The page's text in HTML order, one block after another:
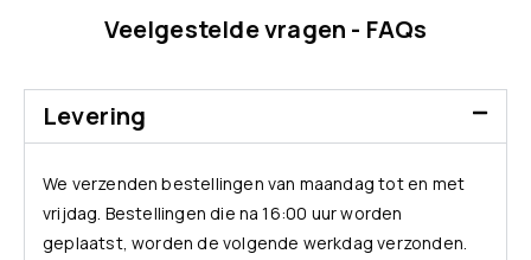
Veelgestelde vragen - FAQs
Levering
We verzenden bestellingen van maandag tot en met
vrijdag. Bestellingen die na 16:00 uur worden
geplaatst, worden de volgende werkdag verzonden.